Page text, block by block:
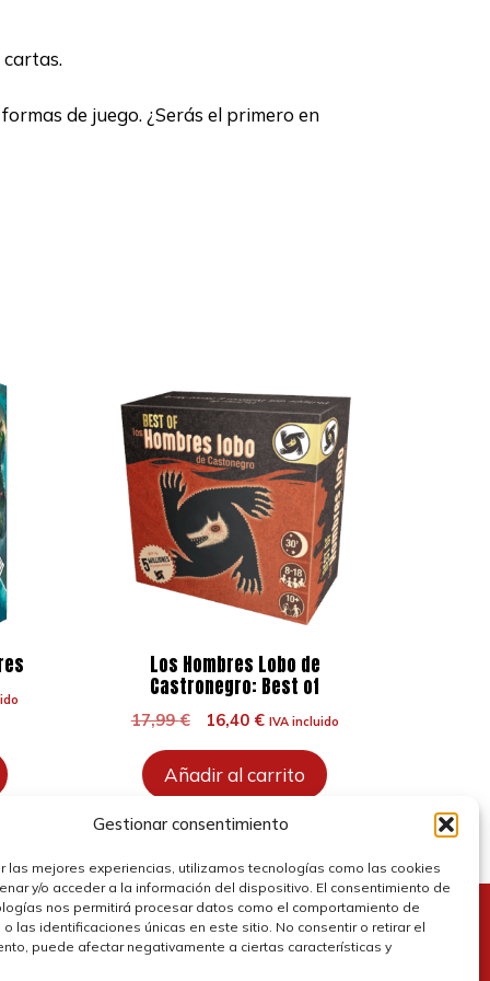
Gestionar consentimiento
las mejores experiencias, utilizamos tecnologías como las cookies
y/o acceder a la información del dispositivo. El consentimiento de
nos permitirá procesar datos como el comportamiento de
las identificaciones únicas en este sitio. No consentir o retirar el
puede afectar negativamente a ciertas características y
de juego. ¿Serás el primero en
Los Hombres Lobo de
Castronegro: Best of
17,99€
El
original
era:
16,40 €El
actual
es:
IVA incluido
Añadir al carrito
de cookies